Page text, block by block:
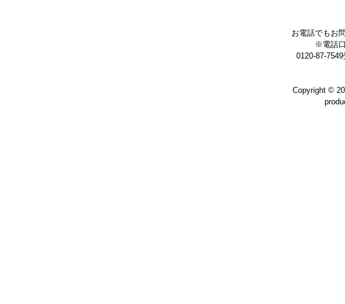
お電話でもお
※電話
0120-87-7549
Copyright ©